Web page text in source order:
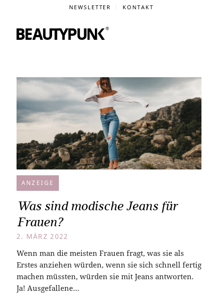
NEWSLETTER KONTAKT
ANZEIGE
Was sind modische Jeans für
Frauen?
2. MÄRZ 2022
Wenn man die meisten Frauen fragt, was sie als
Erstes anziehen würden, wenn sie sich schnell fertig
machen müssten, würden sie mit Jeans antworten.
Ja! Ausgefallene…